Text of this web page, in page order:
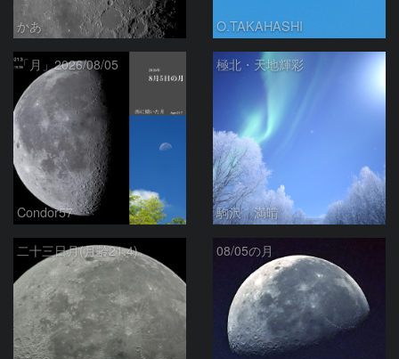
かあ O.TAKAHASHI
「月」2026/08/05
Condor57
極北・天地輝彩
駒沢 満晴
二十三日月(月齢21.4) 08/05の月